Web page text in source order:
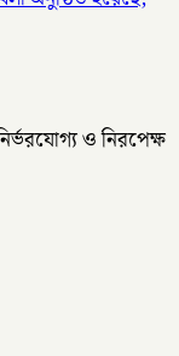
ও নিরপেক্ষ